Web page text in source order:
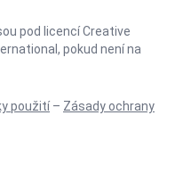
pod licencíCreative
, pokud není na
použití– Zásady ochrany